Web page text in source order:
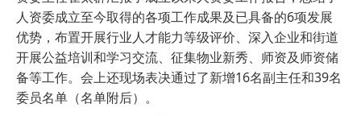
人资委成立至今取得的各项工作成果及已具备的6项发展
优势，布置开展行业人才能力等级评价、深入企业和街道
开展公益培训和学习交流、征集物业新秀、师资及师资储
备等工作。会上还现场表决通过了新增16名副主任和39名
委员名单（名单附后）。